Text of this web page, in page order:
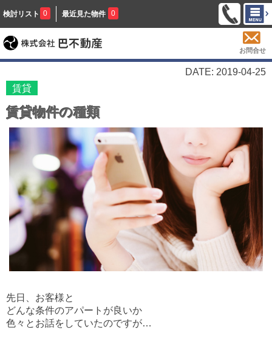
検討リスト 0 最近見た物件 0
お問合せ
DATE: 2019-04-25
賃貸
賃貸物件の種類
先日、お客様と
どんな条件のアパートが良いか
色々とお話をしていたのですが…